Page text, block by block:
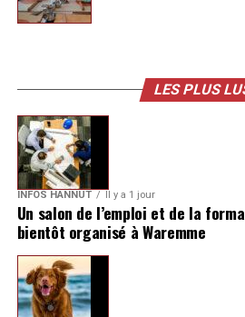
LES PLUS
INFOS HANNUT Il y a 1 jour
Un salon de l’emploi et de la
bientôt organisé à Waremme